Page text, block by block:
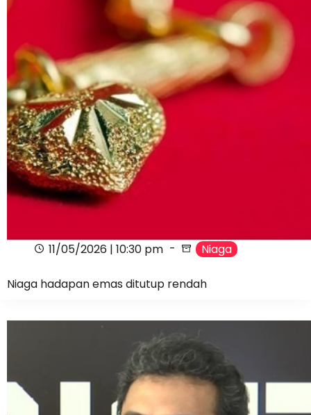
11/05/2026 | 10:30 pm Niaga
Niaga hadapan emas ditutup rendah